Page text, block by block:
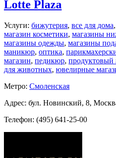
Lotte Plaza
Услуги: бижутерия, все для дома,
магазин косметики, магазины
магазины одежды, магазины
маникюр, оптика,
магазин, педикюр, продуктовый
для животных, ювелирные
Метро: Смоленская
Адрес: бул. Новинский, 8,
Телефон: (495) 641-25-00